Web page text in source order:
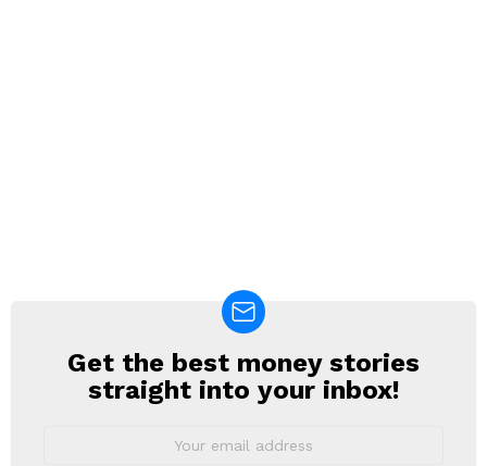
NEWSLETTER
Get the best money stories
straight into your inbox!